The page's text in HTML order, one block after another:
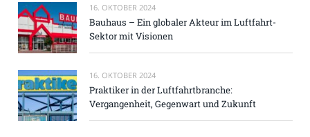
16. OKTOBER 2024
Bauhaus – Ein globaler Akteur im Luftfahrt-
Sektor mit Visionen
16. OKTOBER 2024
Praktiker in der Luftfahrtbranche:
Vergangenheit, Gegenwart und Zukunft